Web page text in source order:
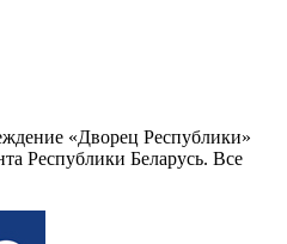
«Дворец Республики»
Республики Беларусь. Все